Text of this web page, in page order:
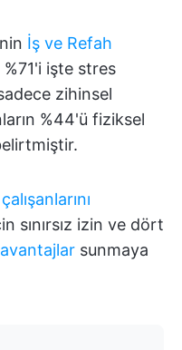
İş ve Refah
%71'i işte stres
zihinsel
%44'ü fiziksel
çalışanlarını
sınırsız izin ve dört
avantajlar sunmaya